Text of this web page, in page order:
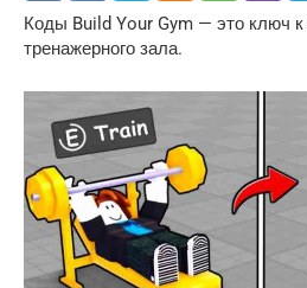
Коды Build Your Gym — это ключ
тренажерного зала.